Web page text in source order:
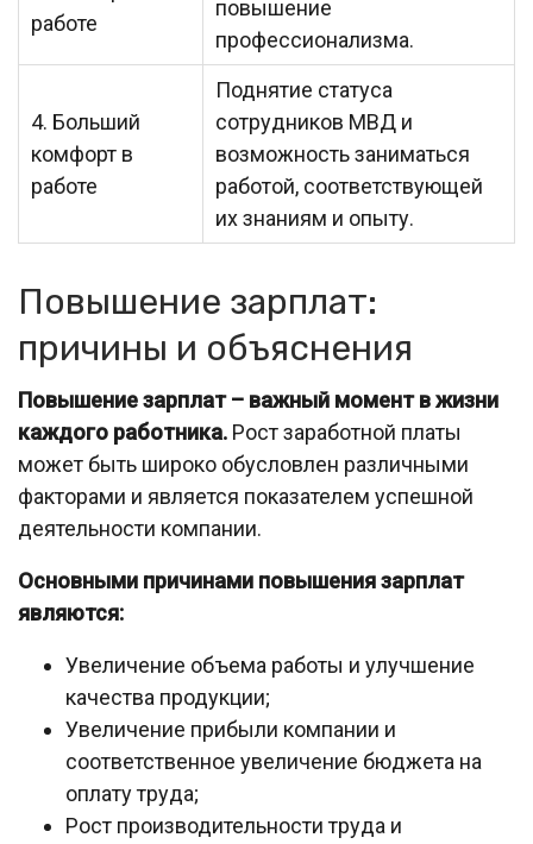
работе
повышение
профессионализма.
4. Больший
комфорт в
работе
Поднятие статуса
сотрудников МВД и
возможность заниматься
работой, соответствующей
их знаниям и опыту.
Повышение зарплат:
причины и объяснения
Повышение зарплат – важный момент в жизни
каждого работника. Рост заработной платы
может быть широко обусловлен различными
факторами и является показателем успешной
деятельности компании.
Основными причинами повышения зарплат
являются:
Увеличение объема работы и улучшение
качества продукции;
Увеличение прибыли компании и
соответственное увеличение бюджета на
оплату труда;
Рост производительности труда и